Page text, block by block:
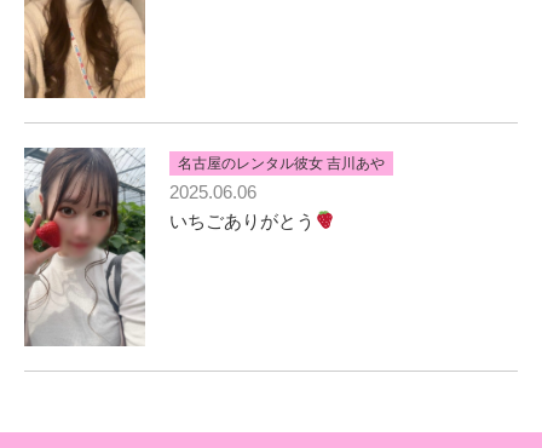
名古屋のレンタル彼女 吉川あや
2025.06.06
いちごありがとう